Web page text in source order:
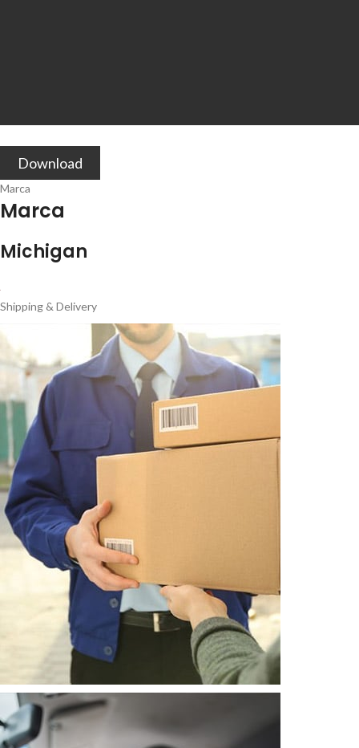
Download
Marca
Marca
Michigan
Shipping & Delivery